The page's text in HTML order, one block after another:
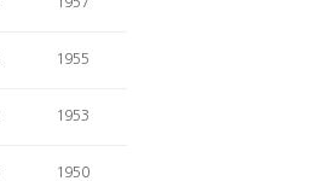
1955
1953
1950